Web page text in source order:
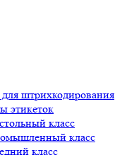
штрихкодирования
этикеток
класс
класс
класс